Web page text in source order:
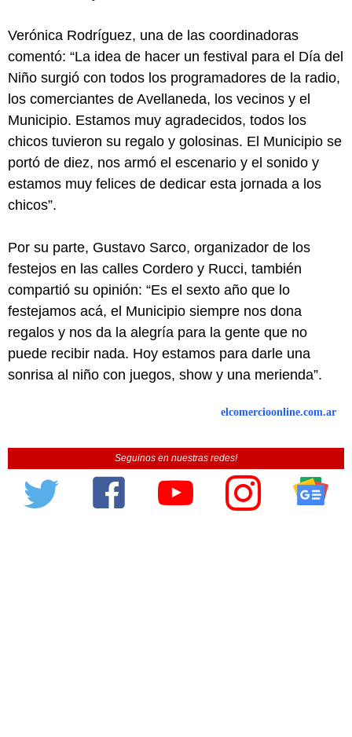
Verónica Rodríguez, una de las coordinadoras
comentó: “La idea de hacer un festival para el Día del
Niño surgió con todos los programadores de la radio,
los comerciantes de Avellaneda, los vecinos y el
Municipio. Estamos muy agradecidos, todos los
chicos tuvieron su regalo y golosinas. El Municipio se
portó de diez, nos armó el escenario y el sonido y
estamos muy felices de dedicar esta jornada a los
chicos”.
Por su parte, Gustavo Sarco, organizador de los
festejos en las calles Cordero y Rucci, también
compartió su opinión: “Es el sexto año que lo
festejamos acá, el Municipio siempre nos dona
regalos y nos da la alegría para la gente que no
puede recibir nada. Hoy estamos para darle una
sonrisa al niño con juegos, show y una merienda”.
elcomercioonline.com.ar
Seguinos en nuestras redes!